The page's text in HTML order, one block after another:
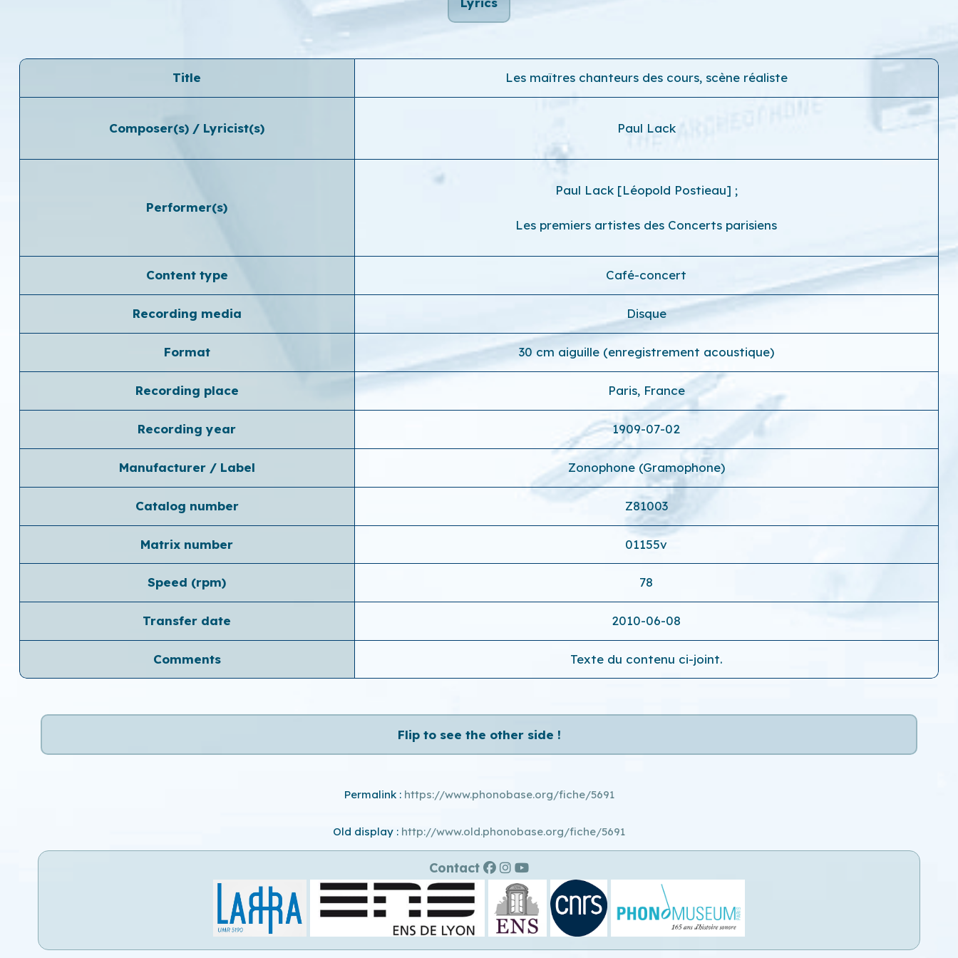
Title Les maîtres chanteurs des cours, scène réaliste
Composer(s) / Lyricist(s) Paul Lack
Performer(s)
Paul Lack [Léopold Postieau] ;
Les premiers artistes des Concerts parisiens
Content type Café-concert
Recording media Disque
Format 30 cm aiguille (enregistrement acoustique)
Recording place Paris, France
Recording year 1909-07-02
Manufacturer / Label Zonophone (Gramophone)
Catalog number Z81003
Matrix number 01155v
Speed ​​(rpm) 78
Transfer date 2010-06-08
Comments Texte du contenu ci-joint.
Flip to see the other side !
Permalink : https://www.phonobase.org/fiche/5691
Old display : http://www.old.phonobase.org/fiche/5691
Contact